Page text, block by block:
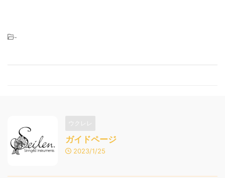
-
ウクレレ
ガイドページ
2023/1/25